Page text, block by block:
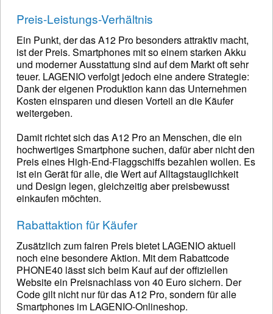
Preis-Leistungs-Verhältnis
Ein Punkt, der das A12 Pro besonders attraktiv macht,
ist der Preis. Smartphones mit so einem starken Akku
und moderner Ausstattung sind auf dem Markt oft sehr
teuer. LAGENIO verfolgt jedoch eine andere Strategie:
Dank der eigenen Produktion kann das Unternehmen
Kosten einsparen und diesen Vorteil an die Käufer
weitergeben.
Damit richtet sich das A12 Pro an Menschen, die ein
hochwertiges Smartphone suchen, dafür aber nicht den
Preis eines High-End-Flaggschiffs bezahlen wollen. Es
ist ein Gerät für alle, die Wert auf Alltagstauglichkeit
und Design legen, gleichzeitig aber preisbewusst
einkaufen möchten.
Rabattaktion für Käufer
Zusätzlich zum fairen Preis bietet LAGENIO aktuell
noch eine besondere Aktion. Mit dem Rabattcode
PHONE40 lässt sich beim Kauf auf der offiziellen
Website ein Preisnachlass von 40 Euro sichern. Der
Code gilt nicht nur für das A12 Pro, sondern für alle
Smartphones im LAGENIO-Onlineshop.